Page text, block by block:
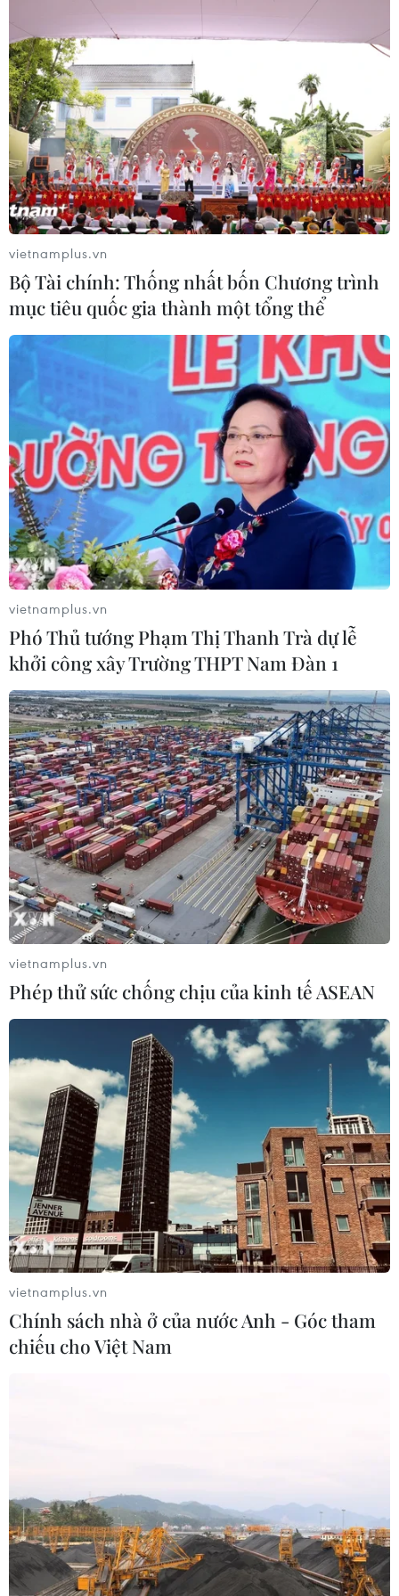
TIN CÙNG CHUYÊN MỤC
Khai mạc Lễ hội Việt Nam - Hàn
Quốc 2026 rực rỡ sắc màu văn hóa
vietnamplus.vn
Bộ Tài chính: Thống nhất bốn Chương trình
mục tiêu quốc gia thành một tổng thể
vietnamplus.vn
Phó Thủ tướng Phạm Thị Thanh Trà dự lễ
khởi công xây Trường THPT Nam Đàn 1
vietnamplus.vn
Phép thử sức chống chịu của kinh tế ASEAN
vietnamplus.vn
Chính sách nhà ở của nước Anh - Góc tham
chiếu cho Việt Nam